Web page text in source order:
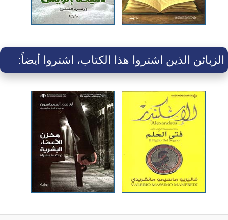
الزبائن الذين اشتروا هذا الكتاب، اشتروا أيضاً: